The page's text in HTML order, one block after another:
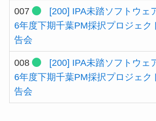
007 [200] IPA未踏ソフトウェ
6年度下期千葉PM採択プロジェク
告会
008 [200] IPA未踏ソフトウェ
6年度下期千葉PM採択プロジェク
告会